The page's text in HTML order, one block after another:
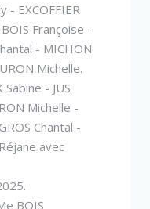
- EXCOFFIER
Françoise –
- MICHON
Michelle.
Sabine - JUS
Michelle -
Chantal -
avec
BOIS